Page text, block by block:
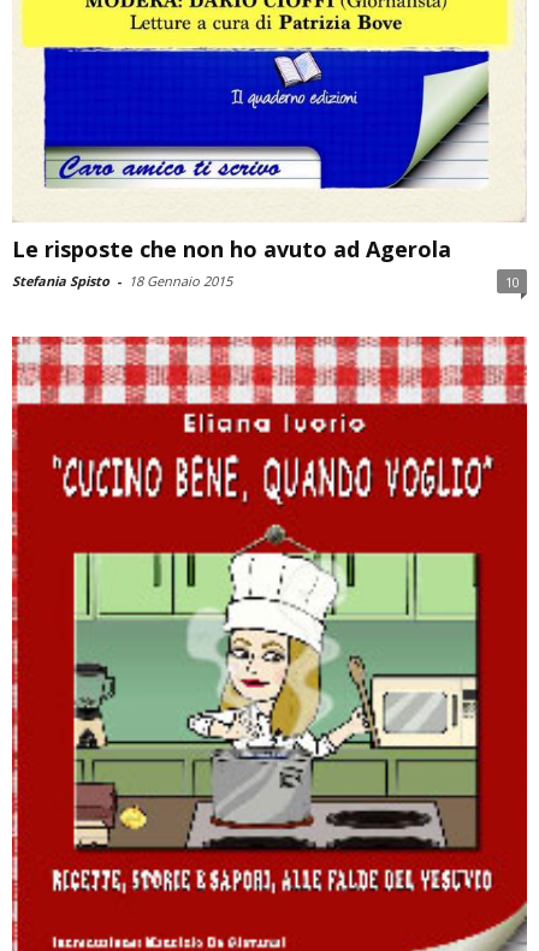
Le risposte che non ho avuto ad Agerola
Stefania Spisto - 18 Gennaio 2015 10